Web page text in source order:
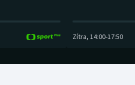
Zítra, 14:00-17:50